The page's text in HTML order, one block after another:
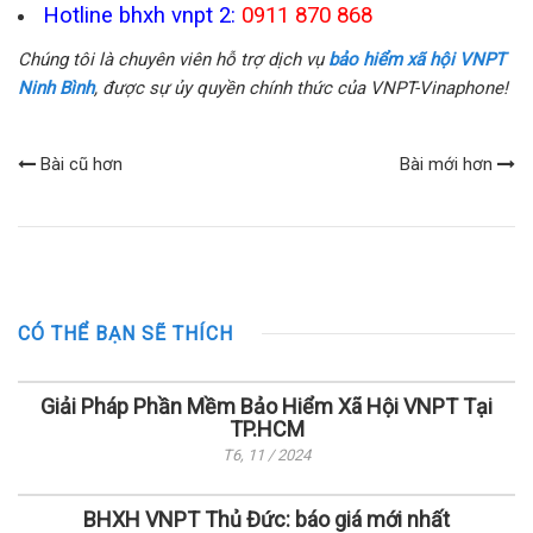
Hotline bhxh vnpt 2: 0911 870 868
Chúng tôi là chuyên viên hỗ trợ dịch vụ bảo hiểm xã hội VNPT
Ninh Bình, được sự ủy quyền chính thức của VNPT-Vinaphone!
Bài cũ hơn Bài mới hơn
CÓ THỂ BẠN SẼ THÍCH
Giải Pháp Phần Mềm Bảo Hiểm Xã Hội VNPT Tại
TP.HCM
T6, 11 / 2024
BHXH VNPT Thủ Đức: báo giá mới nhất